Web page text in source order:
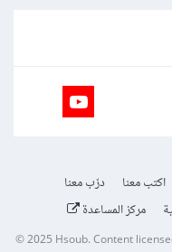
اكتب معنا
درّب معنا
مركز المساعدة
© 2025Hsoub.Content